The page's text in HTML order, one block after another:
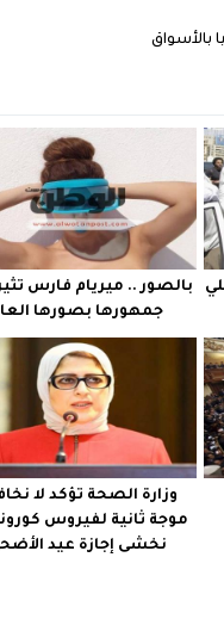
بالصور .. ميريام فارس
جمهورها بصورها
وزارة الصحة تؤكد لا
موجة ثانية لفيروس
نخشى إجازة عيد